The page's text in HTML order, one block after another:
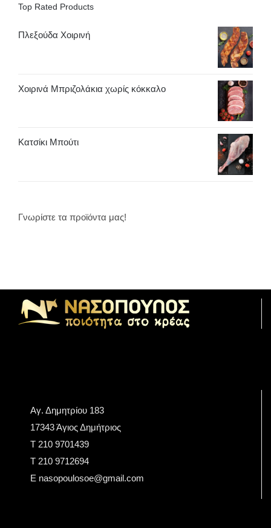
Top Rated Products
Πλεξούδα Χοιρινή
Χοιρινά Μπριζολάκια χωρίς κόκκαλο
Κατσίκι Μπούτι
Γνωρίστε τα προϊόντα μας!
Αγ. Δημητρίου 183
17343 Άγιος Δημήτριος
Τ 210 9701439
T 210 9712694
E nasopoulosoe@gmail.com